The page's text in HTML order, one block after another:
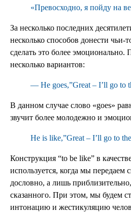
«Превосходно, я пойду на
За несколько последних
несколько способов донести чьи-
сделать это более эмоционально.
несколько вариантов:
— He goes,”Great – I’ll go to
В данном случае слово «goes»
звучит более молодежно и
He is like,”Great – I’ll go to
Конструкция “to be like” в
используется, когда мы передаем
дословно, а лишь
сказанного. При этом, мы будем
интонацию и жестикуляцию